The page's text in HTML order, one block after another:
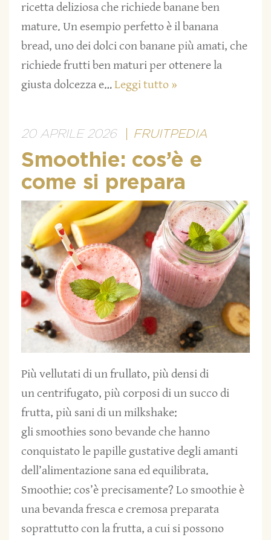
ricetta deliziosa che richiede banane ben
mature. Un esempio perfetto è il banana
bread, uno dei dolci con banane più amati, che
richiede frutti ben maturi per ottenere la
giusta dolcezza e…Leggi tutto »
20 APRILE 2026 FRUITPEDIA
Smoothie: cos’è e
come si prepara
Più vellutati di un frullato, più densi di
un centrifugato, più corposi di un succo di
frutta, più sani di un milkshake:
gli smoothies sono bevande che hanno
conquistato le papille gustative degli amanti
dell’alimentazione sana ed equilibrata.
Smoothie: cos’è precisamente? Lo smoothie è
una bevanda fresca e cremosa preparata
soprattutto con la frutta, a cui si possono